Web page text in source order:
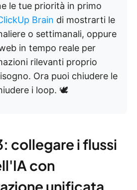
le tue priorità in primo
Brain di mostrarti le
o settimanali, oppure
in tempo reale per
rilevanti proprio
Ora puoi chiudere le
i loop. 🕊️
collegare i flussi
con
unificata